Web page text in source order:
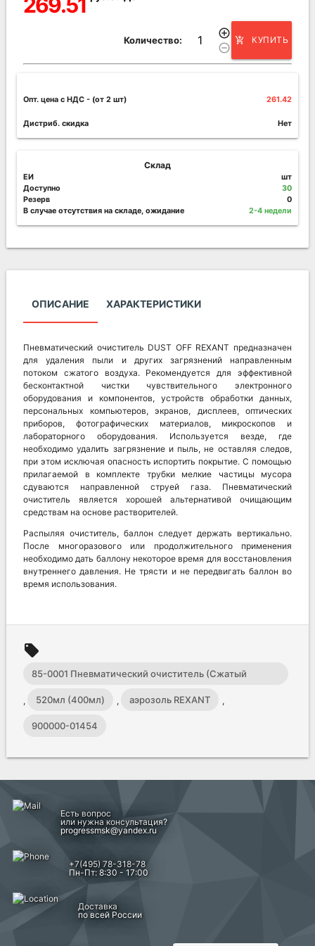
269.51
Количество:
add_circle_outline
remove_circle_outline
add_shopping_cart КУПИТЬ
Опт. цена c НДС - (от 2 шт) 261.42
Дистриб. скидка Нет
Склад
ЕИ
шт
Доступно
30
Резерв
0
В случае отсутствия на складе, ожидание
2-4 недели
ОПИСАНИЕ ХАРАКТЕРИСТИКИ
Пневматический очиститель DUST OFF REXANT предназначен
для удаления пыли и других загрязнений направленным
потоком сжатого воздуха. Рекомендуется для эффективной
бесконтактной чистки чувствительного электронного
оборудования и компонентов, устройств обработки данных,
персональных компьютеров, экранов, дисплеев, оптических
приборов, фотографических материалов, микроскопов и
лабораторного оборудования. Используется везде, где
необходимо удалить загрязнение и пыль, не оставляя следов,
при этом исключая опасность испортить покрытие. С помощью
прилагаемой в комплекте трубки мелкие частицы мусора
сдуваются направленной струей газа. Пневматический
очиститель является хорошей альтернативой очищающим
средствам на основе растворителей.
Распыляя очиститель, баллон следует держать вертикально.
После многоразового или продолжительного применения
необходимо дать баллону некоторое время для восстановления
внутреннего давления. Не трясти и не передвигать баллон во
время использования.
local_offer
85-0001 Пневматический очиститель (Сжатый
воздух) DUST OFF
, 520мл (400мл) , аэрозоль REXANT ,
900000-01454
Есть вопрос
или нужна консультация?
progressmsk@yandex.ru
+7(495) 78-318-78
Пн-Пт: 8:30 - 17:00
Доставка
по всей России